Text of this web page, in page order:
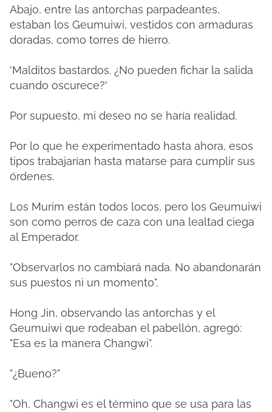
Abajo, entre las antorchas parpadeantes,
estaban los Geumuiwi, ​​vestidos con armaduras
doradas, como torres de hierro.
'Malditos bastardos. ¿No pueden fichar la salida
cuando oscurece?'
Por supuesto, mi deseo no se haría realidad.
Por lo que he experimentado hasta ahora, esos
tipos trabajarían hasta matarse para cumplir sus
órdenes.
Los Murim están todos locos, pero los Geumuiwi
son como perros de caza con una lealtad ciega
al Emperador.
"Observarlos no cambiará nada. No abandonarán
sus puestos ni un momento".
Hong Jin, observando las antorchas y el
Geumuiwi que rodeaban el pabellón, agregó:
"Esa es la manera Changwi".
"¿Bueno?"
"Oh, Changwi es el término que se usa para las